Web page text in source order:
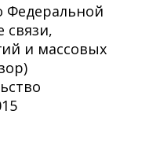
Федеральной
связи,
и массовых